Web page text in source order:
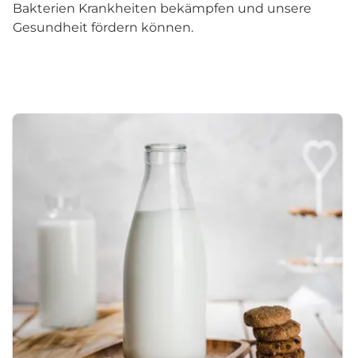
Bakterien Krankheiten bekämpfen und unsere
Gesundheit fördern können.